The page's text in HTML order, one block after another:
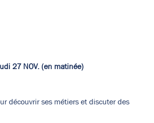
27 NOV. (en matinée)
découvrir ses métiers et discuter des